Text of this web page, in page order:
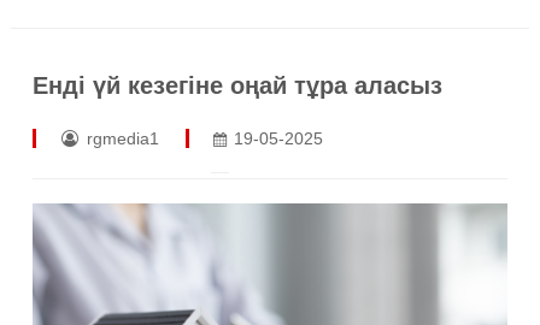
Енді үй кезегіне оңай тұра аласыз
rgmedia1 19-05-2025